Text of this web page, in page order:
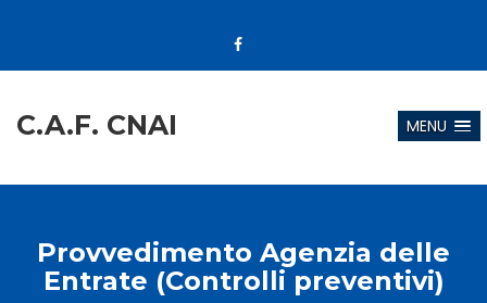
C.A.F. CNAI MENU
Provvedimento Agenzia delle
Entrate (Controlli preventivi)